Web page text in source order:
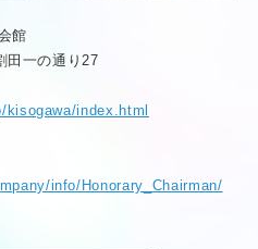
館
田一の通り27
index.html
info/Honorary_Chairman/